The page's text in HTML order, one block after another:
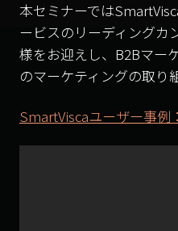
本セミナーでは
ービスのリーディングカ
様をお迎えし、B2Bマー
のマーケティングの取り
SmartViscaユーザー事例